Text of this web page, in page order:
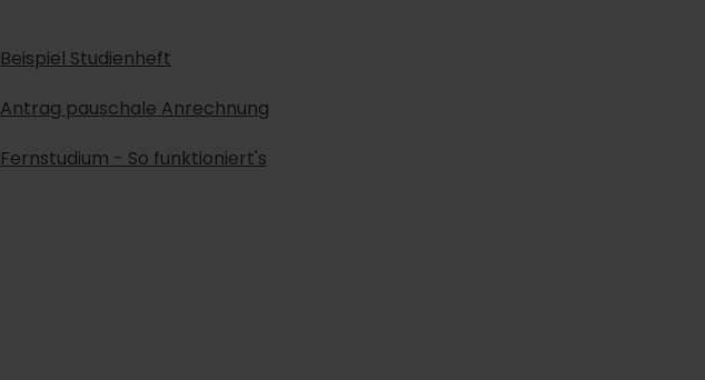
Beispiel Studienheft
Antrag pauschale Anrechnung
Fernstudium - So funktioniert's